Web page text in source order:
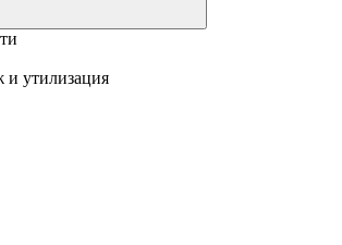
и утилизация